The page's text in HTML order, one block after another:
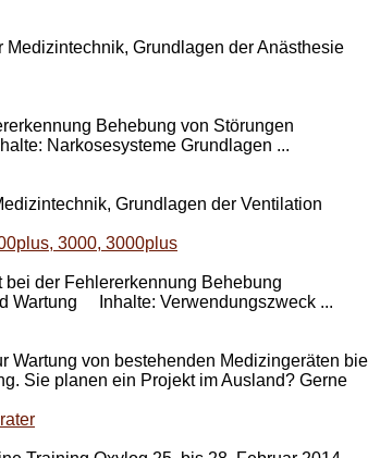
Grundlagen der Anästhesie
Behebung von Störungen
Narkosesysteme Grundlagen ...
Grundlagen der Ventilation
3000, 3000plus
der Fehlererkennung Behebung
Wartung
Inhalte: Verwendungszweck ...
Wartung von bestehenden Medizingeräten
Sie planen ein Projekt im Ausland? Gerne